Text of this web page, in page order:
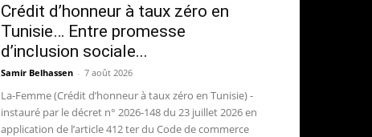
Crédit d’honneur à taux zéro en
Tunisie… Entre promesse
d’inclusion sociale...
Samir Belhassen - 7 août 2026
La-Femme (Crédit d’honneur à taux zéro en Tunisie) -
instauré par le décret n° 2026-148 du 23 juillet 2026 en
application de l’article 412 ter du Code de commerce